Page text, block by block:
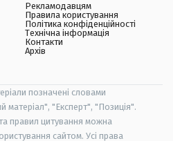
Рекламодавцям
Правила користування
Політика конфіденційності
Технічна інформація
Контакти
Архів
позначені словами
матеріал", "Експерт", "Позиція".
правил цитування можна
сайтом. Усі права